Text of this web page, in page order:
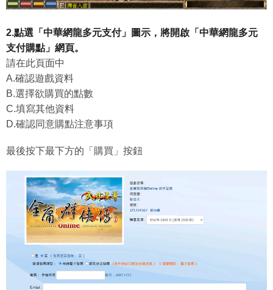
2.點選「中華網龍多元支付」圖示，將開啟「中華網龍多元
支付購點」網頁。
請在此頁面中
A.確認遊戲資料
B.選擇欲購買的點數
C.填寫其他資料
D.確認同意購點注意事項
最後按下最下方的「購買」按鈕